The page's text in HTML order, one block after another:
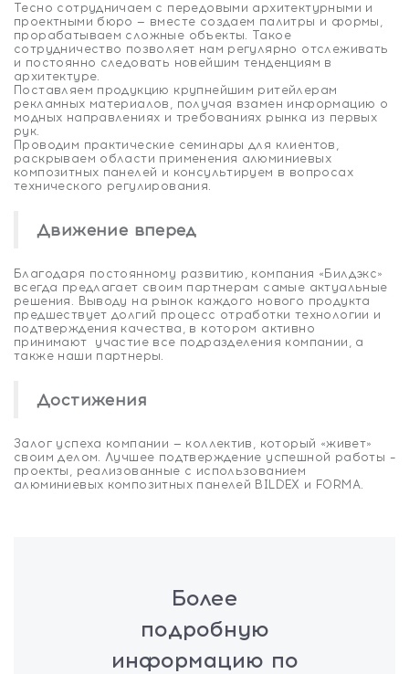
Тесно сотрудничаем с передовыми архитектурными и
проектными бюро — вместе создаем палитры и формы,
прорабатываем сложные объекты. Такое
сотрудничество позволяет нам регулярно отслеживать
и постоянно следовать новейшим тенденциям в
архитектуре.
Поставляем продукцию крупнейшим ритейлерам
рекламных материалов, получая взамен информацию о
модных направлениях и требованиях рынка из первых
рук.
Проводим практические семинары для клиентов,
раскрываем области применения алюминиевых
композитных панелей и консультируем в вопросах
технического регулирования.
Движение вперед
Благодаря постоянному развитию, компания «Билдэкс»
всегда предлагает своим партнерам самые актуальные
решения. Выводу на рынок каждого нового продукта
предшествует долгий процесс отработки технологии и
подтверждения качества, в котором активно
принимают участие все подразделения компании, а
также наши партнеры.
Достижения
Залог успеха компании — коллектив, который «живет»
своим делом. Лучшее подтверждение успешной работы –
проекты, реализованные с использованием
алюминиевых композитных панелей BILDEX и FORMA.
Более
подробную
информацию по